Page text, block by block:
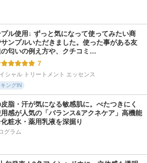
ル使用↓ ずっと気になって使ってみたい商
ンプルいただきました。使った事がある友
の匂いの例え方や、クチコミ…
7
シャル トリートメント エッセンス
ングIN
脂・汗が気になる敏感肌に。べたつきにく
用感が人気の「バランス&アクネケア」高機能
粧水・薬用乳液を深掘り
グラム